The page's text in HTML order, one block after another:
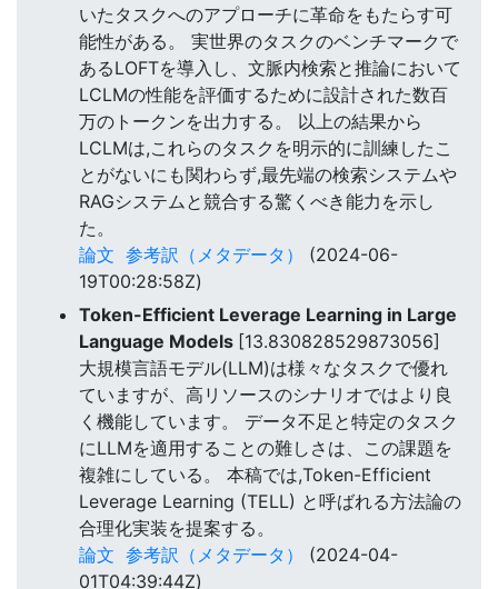
いたタスクへのアプローチに革命をもたらす可
能性がある。 実世界のタスクのベンチマークで
あるLOFTを導入し、文脈内検索と推論において
LCLMの性能を評価するために設計された数百
万のトークンを出力する。 以上の結果から
LCLMは,これらのタスクを明示的に訓練したこ
とがないにも関わらず,最先端の検索システムや
RAGシステムと競合する驚くべき能力を示し
た。
論文 参考訳（メタデータ）
(2024-06-
19T00:28:58Z)
Token-Efficient Leverage Learning in Large
Language Models [13.830828529873056]
大規模言語モデル(LLM)は様々なタスクで優れ
ていますが、高リソースのシナリオではより良
く機能しています。 データ不足と特定のタスク
にLLMを適用することの難しさは、この課題を
複雑にしている。 本稿では,Token-Efficient
Leverage Learning (TELL) と呼ばれる方法論の
合理化実装を提案する。
論文 参考訳（メタデータ）
(2024-04-
01T04:39:44Z)